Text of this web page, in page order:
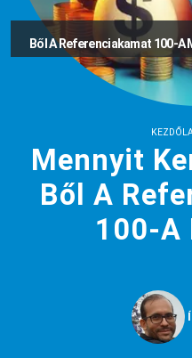
Ből A Referenciakamat 100-A
Mennyit
Ből A
100-A